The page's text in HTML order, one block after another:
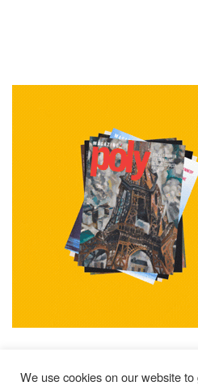
We use cookies on our website